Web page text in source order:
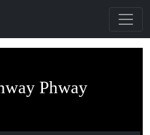
Phway